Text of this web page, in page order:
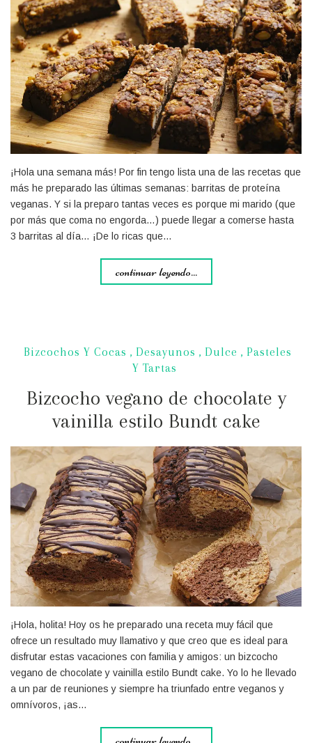
¡Hola una semana más! Por fin tengo lista una de las recetas que
más he preparado las últimas semanas: barritas de proteína
veganas. Y si la preparo tantas veces es porque mi marido (que
por más que coma no engorda…) puede llegar a comerse hasta
3 barritas al día… ¡De lo ricas que…
continuar leyendo...
Bizcochos Y Cocas , Desayunos , Dulce , Pasteles
Y Tartas
Bizcocho vegano de chocolate y
vainilla estilo Bundt cake
¡Hola, holita! Hoy os he preparado una receta muy fácil que
ofrece un resultado muy llamativo y que creo que es ideal para
disfrutar estas vacaciones con familia y amigos: un bizcocho
vegano de chocolate y vainilla estilo Bundt cake. Yo lo he llevado
a un par de reuniones y siempre ha triunfado entre veganos y
omnívoros, ¡as…